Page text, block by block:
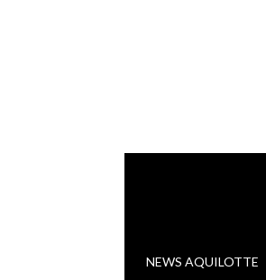
VAI AL CONTENUTO
NEWS AQUILOTTE